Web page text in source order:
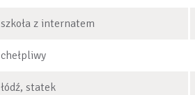
szkoła z internatem
chełpliwy
łódź, statek